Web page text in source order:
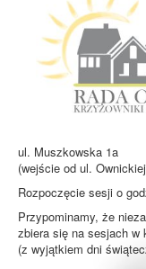
ul. Muszkowska 1a
(wejście od ul.
Rozpoczęcie sesji o
Przypominamy, że
zbiera się na sesjach w
(z wyjątkiem dni